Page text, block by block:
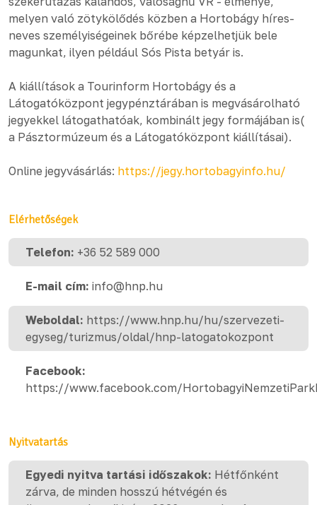
melyen való zötykölődés közben a Hortobágy híres-
neves személyiségeinek bőrébe képzelhetjük bele
magunkat, ilyen például Sós Pista betyár is.
A kiállítások a Tourinform Hortobágy és a
Látogatóközpont jegypénztárában is megvásárolható
jegyekkel látogathatóak, kombinált jegy formájában is(
a Pásztormúzeum és a Látogatóközpont kiállításai).
Online jegyvásárlás: https://jegy.hortobagyinfo.hu/
Elérhetőségek
Telefon: +36 52 589 000
E-mail cím: info@hnp.hu
Weboldal: https://www.hnp.hu/hu/szervezeti-
egyseg/turizmus/oldal/hnp-latogatokozpont
Facebook:
https://www.facebook.com/
Nyitvatartás
Egyedi nyitva tartási időszakok: Hétfőnként
zárva, de minden hosszú hétvégén és